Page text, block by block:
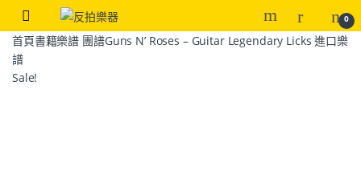
0
首頁書籍樂譜 團譜Guns N’ Roses – Guitar Legendary Licks 進口樂
譜
Sale!